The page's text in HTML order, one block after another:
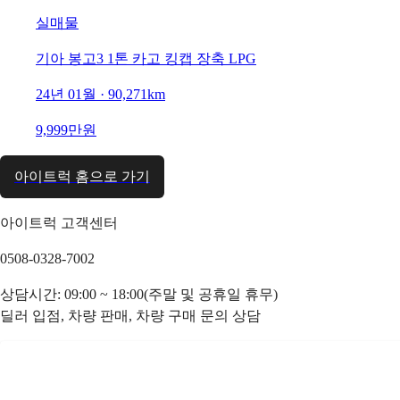
실매물
기아 봉고3 1톤 카고 킹캡 장축 LPG
24년 01월 · 90,271km
9,999만원
아이트럭 홈으로 가기
아이트럭 고객센터
0508-0328-7002
상담시간: 09:00 ~ 18:00(주말 및 공휴일 휴무)
딜러 입점, 차량 판매, 차량 구매 문의 상담